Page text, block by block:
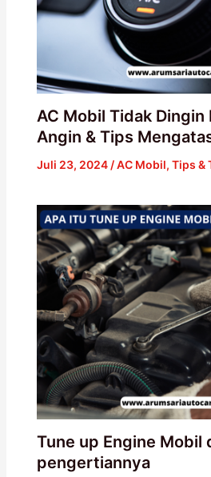
AC Mobil Tidak Dingin
Angin & Tips
Juli 23, 2024/AC Mobil, Tips &
Tune up Engine Mobil
pengertiannya